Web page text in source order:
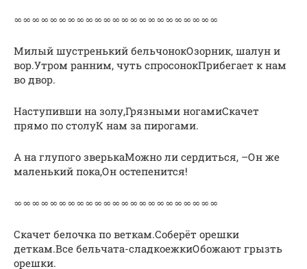
∞∞∞∞∞∞∞∞∞∞∞∞∞∞∞∞∞∞∞∞∞∞∞
Милый шустренький бельчонокОзорник, шалун и
вор.Утром ранним, чуть спросонокПрибегает к нам
во двор.
Наступивши на золу,Грязными ногамиСкачет
прямо по столуК нам за пирогами.
А на глупого зверькаМожно ли сердиться, –Он же
маленький пока,Он остепенится!
∞∞∞∞∞∞∞∞∞∞∞∞∞∞∞∞∞∞∞∞∞∞∞
Скачет белочка по веткам.Соберёт орешки
деткам.Все бельчата-сладкоежкиОбожают грызть
орешки.